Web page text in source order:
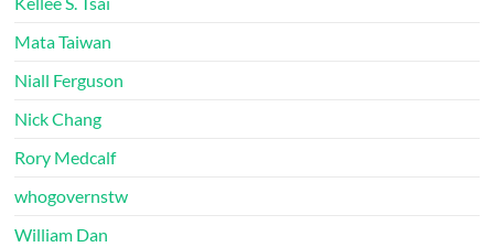
Mata Taiwan
Niall Ferguson
Nick Chang
Rory Medcalf
whogovernstw
William Dan